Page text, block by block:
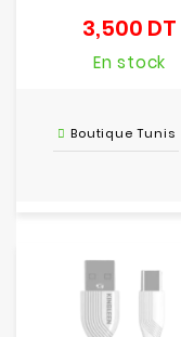
3,500 DT
En stock
Boutique Tunis